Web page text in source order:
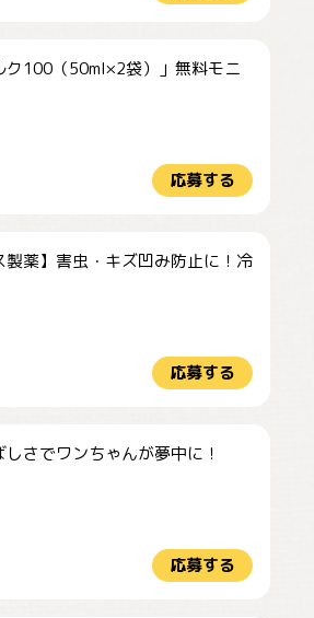
ク100（50ml×2袋）」無料モニ
応募する
製薬】害虫・キズ凹み防止に！冷
応募する
さでワンちゃんが夢中に！
応募する